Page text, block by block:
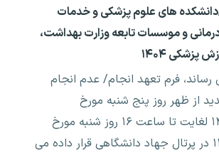
دانشکده های علوم پزشکی و خدمات
و موسسات تابعه وزارت بهداشت،
پزشکی ۱۴۰۴
رساند، فرم تعهد انجام/ عدم انجام
از ظهر روز پنج شنبه مورخ
۱۴۰۵/۰۳/۰۷ لغایت تا ساعت ۱۶ روز شنبه مورخ
۱۴۰۵/۰۳/۰۹ در پرتال جهاد دانشگاهی قرار داده می